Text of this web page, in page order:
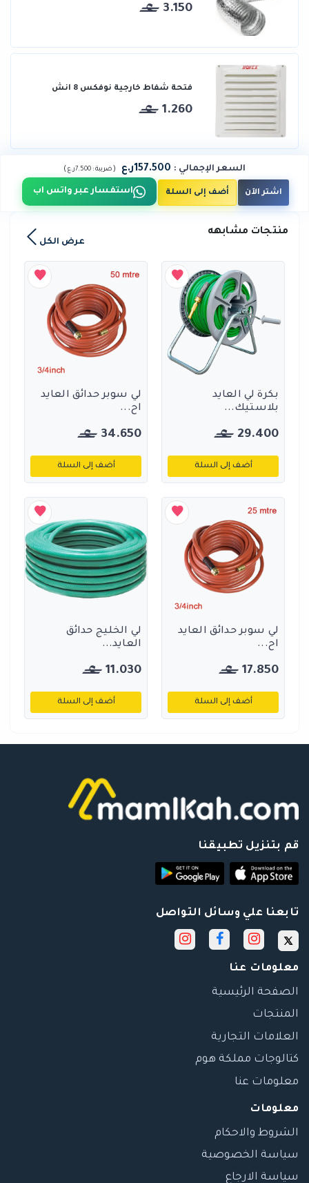
3.150
فتحة شفاط خارجية نوفكس 8 انش
1.260
السعر الإجمالي : 157.500ر.ع (ضريبة : 7.500ر.ع )
اشتر الآن أضف إلى السلة استفسار عبر واتس اب
منتجات مشابهه
عرض الكل
بكرة لي العايد
بلاستيك...
29.400
أضف إلى السلة
لي سوبر حدائق العايد
اح...
34.650
أضف إلى السلة
لي سوبر حدائق العايد
اح...
17.850
أضف إلى السلة
لي الخليج حدائق
العايد...
11.030
أضف إلى السلة
قم بتنزيل تطبيقنا
تابعنا علي وسائل التواصل
معلومات عنا
الصفحة الرئيسية
المنتجات
العلامات التجارية
كتالوجات مملكة هوم
معلومات عنا
معلومات
الشروط والاحكام
سياسة الخصوصية
سياسة الارجاع